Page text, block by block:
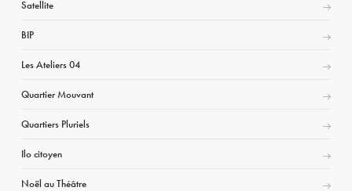
Satellite
BIP
Les Ateliers 04
Quartier Mouvant
Quartiers Pluriels
Ilo citoyen
Noël au Théâtre